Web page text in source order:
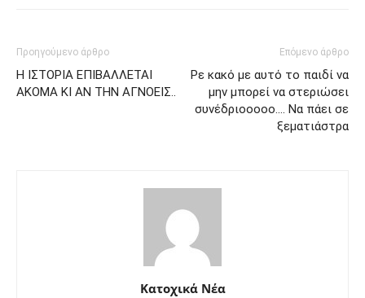
Προηγούμενο άρθρο
Η ΙΣΤΟΡΙΑ ΕΠΙΒΑΛΛΕΤΑΙ
ΑΚΟΜΑ ΚΙ ΑΝ ΤΗΝ ΑΓΝΟΕΙΣ..
Επόμενο άρθρο
Ρε κακό με αυτό το παιδί να
μην μπορεί να στεριώσει
συνέδριοοοοο…. Να πάει σε
ξεματιάστρα
Κατοχικά Νέα